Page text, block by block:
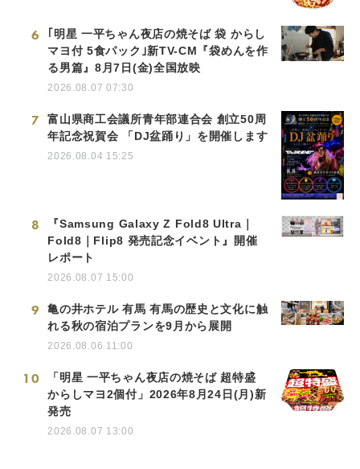
6
｢明星 一平ちゃん夜店の焼そば 袋 からし
マヨ付 5食パック｣新TV-CM『袋めんを作
る男篇』8月7日(金)全国放映
2026.08.07 07:30
7
富山県商工会議所青年部連合会 創立50周
年記念祝賀会 「DJ盆踊り」を開催します
2026.08.04 15:25
8
『Samsung Galaxy Z Fold8 Ultra｜
Fold8｜Flip8 発売記念イベント』開催
レポート
2026.08.07 15:00
9
亀の井ホテル 有馬 有馬の歴史と文化に触
れる秋の宿泊プランを9月から展開
2026.08.06 11:00
10
「明星 一平ちゃん夜店の焼そば 超特盛
からしマヨ2個付」2026年8月24日(月)新
発売
2026.08.07 13:00